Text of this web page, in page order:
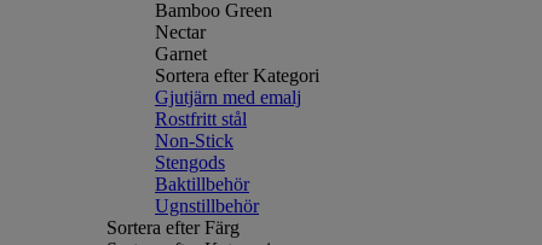
Bamboo Green
Nectar
Garnet
Sortera efter Kategori
Gjutjärn med emalj
Rostfritt stål
Non-Stick
Stengods
Baktillbehör
Ugnstillbehör
Sortera efter Färg